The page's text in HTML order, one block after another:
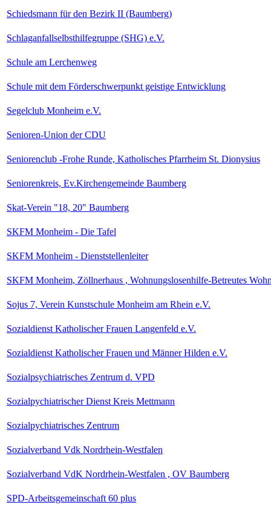
Schiedsmann für den Bezirk II (Baumberg)
Schlaganfallselbsthilfegruppe (SHG) e.V.
Schule am Lerchenweg
Schule mit dem Förderschwerpunkt geistige Entwicklung
Segelclub Monheim e.V.
Senioren-Union der CDU
Seniorenclub -Frohe Runde, Katholisches Pfarrheim St. Dionysius
Seniorenkreis, Ev.Kirchengemeinde Baumberg
Skat-Verein "18, 20" Baumberg
SKFM Monheim - Die Tafel
SKFM Monheim - Dienststellenleiter
SKFM Monheim, Zöllnerhaus , Wohnungslosenhilfe-Betreutes
Sojus 7, Verein Kunstschule Monheim am Rhein e.V.
Sozialdienst Katholischer Frauen Langenfeld e.V.
Sozialdienst Katholischer Frauen und Männer Hilden e.V.
Sozialpsychiatrisches Zentrum d. VPD
Sozialpychiatrischer Dienst Kreis Mettmann
Sozialpychiatrisches Zentrum
Sozialverband Vdk Nordrhein-Westfalen
Sozialverband VdK Nordrhein-Westfalen , OV Baumberg
SPD-Arbeitsgemeinschaft 60 plus